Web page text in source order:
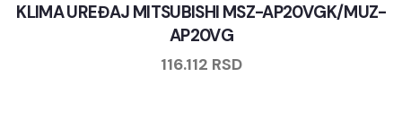
KLIMA UREĐAJ MITSUBISHI MSZ-AP20VGK/MUZ-
AP20VG
116.112 RSD